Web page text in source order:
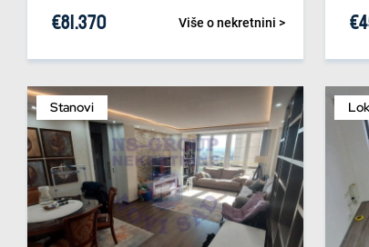
Više o nekretnini >
€81.370 €
Stanovi